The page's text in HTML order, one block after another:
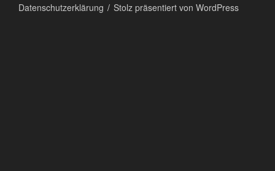
Datenschutzerklärung Stolz präsentiert von WordPress